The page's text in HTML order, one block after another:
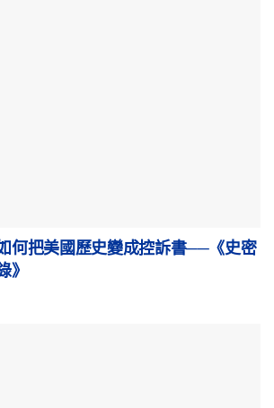
何把美國歷史變成控訴書──《史密
》